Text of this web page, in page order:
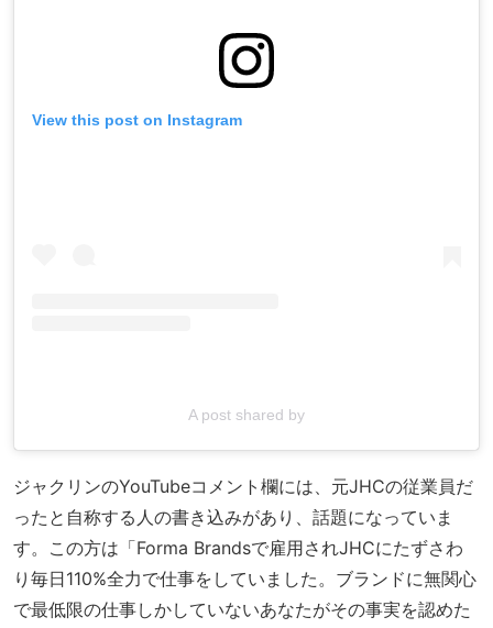
View this post on Instagram
A post shared by
ジャクリンのYouTubeコメント欄には、元JHCの従業員だ
ったと自称する人の書き込みがあり、話題になっていま
す。この方は「Forma Brandsで雇用されJHCにたずさわ
り毎日110%全力で仕事をしていました。ブランドに無関心
で最低限の仕事しかしていないあなたがその事実を認めた